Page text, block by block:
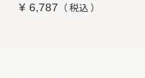
¥ 6,787 税込